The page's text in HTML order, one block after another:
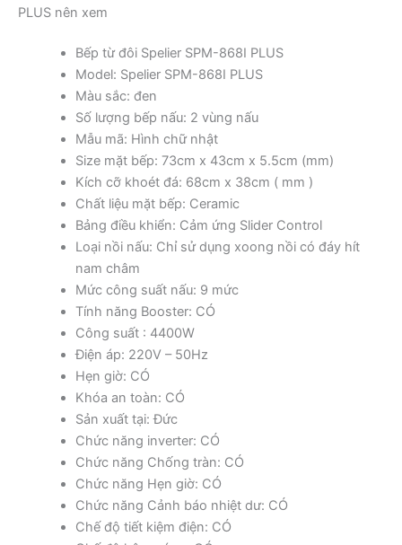
PLUS nên xem
Bếp từ đôi Spelier SPM-868I PLUS
Model: Spelier SPM-868I PLUS
Màu sắc: đen
Số lượng bếp nấu: 2 vùng nấu
Mẫu mã: Hình chữ nhật
Size mặt bếp: 73cm x 43cm x 5.5cm (mm)
Kích cỡ khoét đá: 68cm x 38cm ( mm )
Chất liệu mặt bếp: Ceramic
Bảng điều khiển: Cảm ứng Slider Control
Loại nồi nấu: Chỉ sử dụng xoong nồi có đáy hít
nam châm
Mức công suất nấu: 9 mức
Tính năng Booster: CÓ
Công suất : 4400W
Điện áp: 220V – 50Hz
Hẹn giờ: CÓ
Khóa an toàn: CÓ
Sản xuất tại: Đức
Chức năng inverter: CÓ
Chức năng Chống tràn: CÓ
Chức năng Hẹn giờ: CÓ
Chức năng Cảnh báo nhiệt dư: CÓ
Chế độ tiết kiệm điện: CÓ